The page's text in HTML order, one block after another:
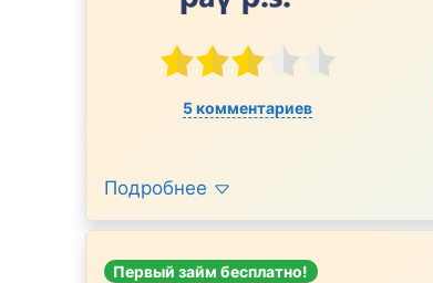
5 комментариев
Подробнее
Первый займ бесплатно!